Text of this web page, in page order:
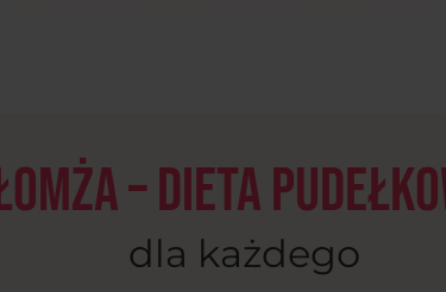
– dieta
dla każdego